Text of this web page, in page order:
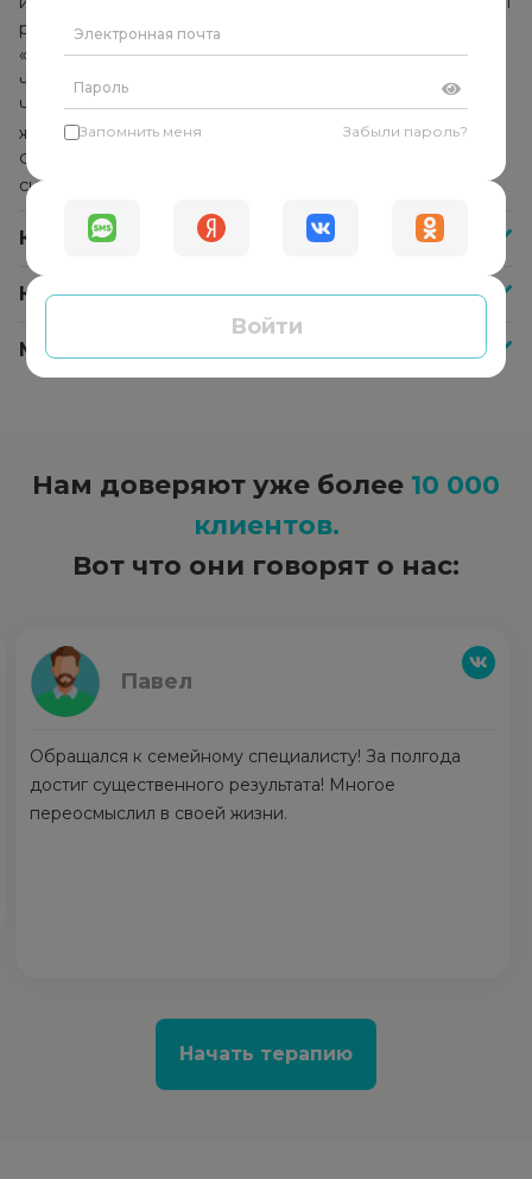
решить конкретную проблему. Он не указывает
«правильное» решение и не даёт советы, а помогает
человеку найти собственные ответы и решения.
Человек начинает прислушиваться к себе, своим
желаниям и находит в себе внутреннюю опору.
Формируется способность справляться с любыми
ситуациями самостоятельно.
Как часто нужно посещать психолога?
Как оплатить сессию со специалистом?
Меня не устроил психолог, что делать?
Нам доверяют уже более 10 000
клиентов.
Вот что они говорят о нас:
Павел
Обращался к семейному специалисту! За полгода
достиг существенного результата! Многое
переосмыслил в своей жизни.
Начать терапию
Запомнить меня Забыли пароль?
Войти